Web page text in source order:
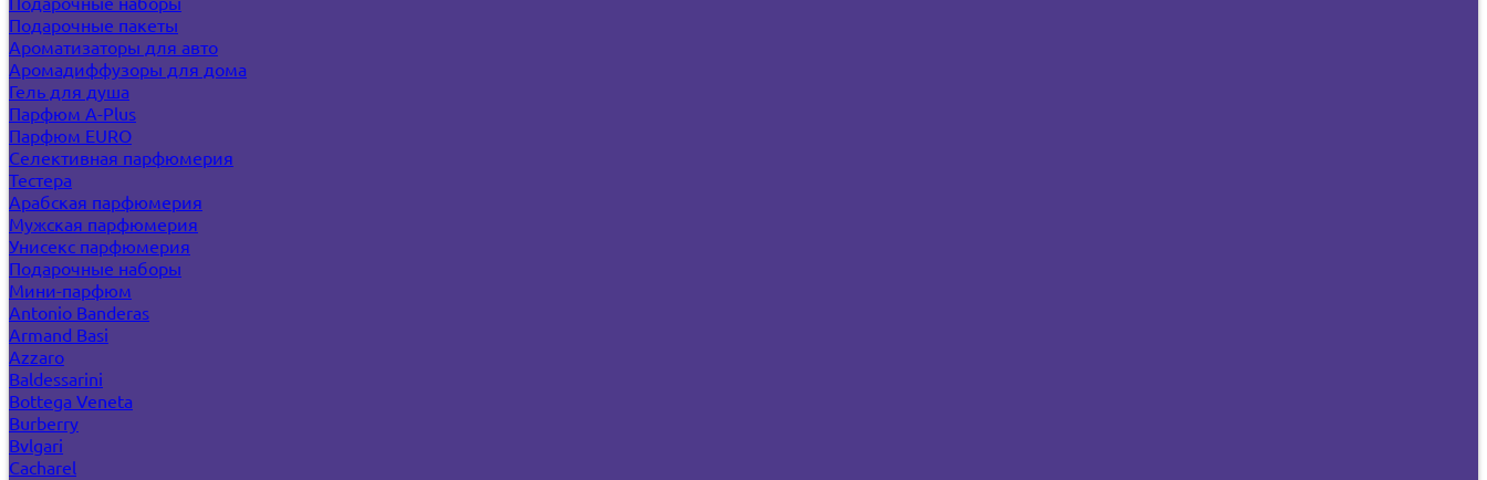
Подарочные пакеты
Ароматизаторы для авто
Аромадиффузоры для дома
Гель для душа
Парфюм A-Plus
Парфюм EURO
Селективная парфюмерия
Тестера
Арабская парфюмерия
Мужская парфюмерия
Унисекс парфюмерия
Подарочные наборы
Мини-парфюм
Antonio Banderas
Armand Basi
Azzaro
Baldessarini
Bottega Veneta
Burberry
Bvlgari
Cacharel